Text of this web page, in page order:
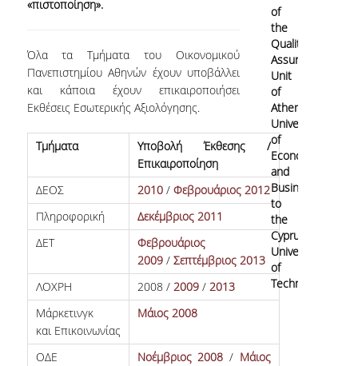
Undergraduate Courses Evaluation
Accreditation
IQAS
Undergraduate
Postgraduate
Quality Data
Surveys
«πιστοποίηση».
Όλα τα Τμήματα του Οικονομικού
Πανεπιστημίου Αθηνών έχουν υποβάλλει
και κάποια έχουν επικαιροποιήσει
Εκθέσεις Εσωτερικής Αξιολόγησης.
Τμήματα
Υποβολή Έκθεσης /
Επικαιροποίηση
ΔΕΟΣ
2010 / Φεβρουάριος 2012
Πληροφορική
Δεκέμβριος 2011
ΔΕΤ
Φεβρουάριος
2009/ Σεπτέμβριος 2013
ΛΟΧΡΗ
2008 / 2009/ 2013
Μάρκετινγκ
και Επικοινωνίας
Μάιος 2008
ΟΔΕ Νοέμβριος 2008 / Μάιος
of
the
Quality
Assurance
Unit
of
Athens
University
of
Economics
and
Business
to
the
Cyprus
University
of
Technology